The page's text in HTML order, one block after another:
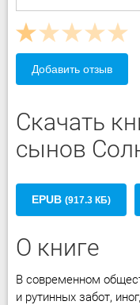
Добавить отзыв
Скачать
сынов
EPUB (917.3 КБ)
О книге
В современном
и рутинных забот,